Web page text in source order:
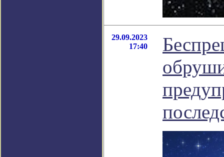
29.09.2023
17:40